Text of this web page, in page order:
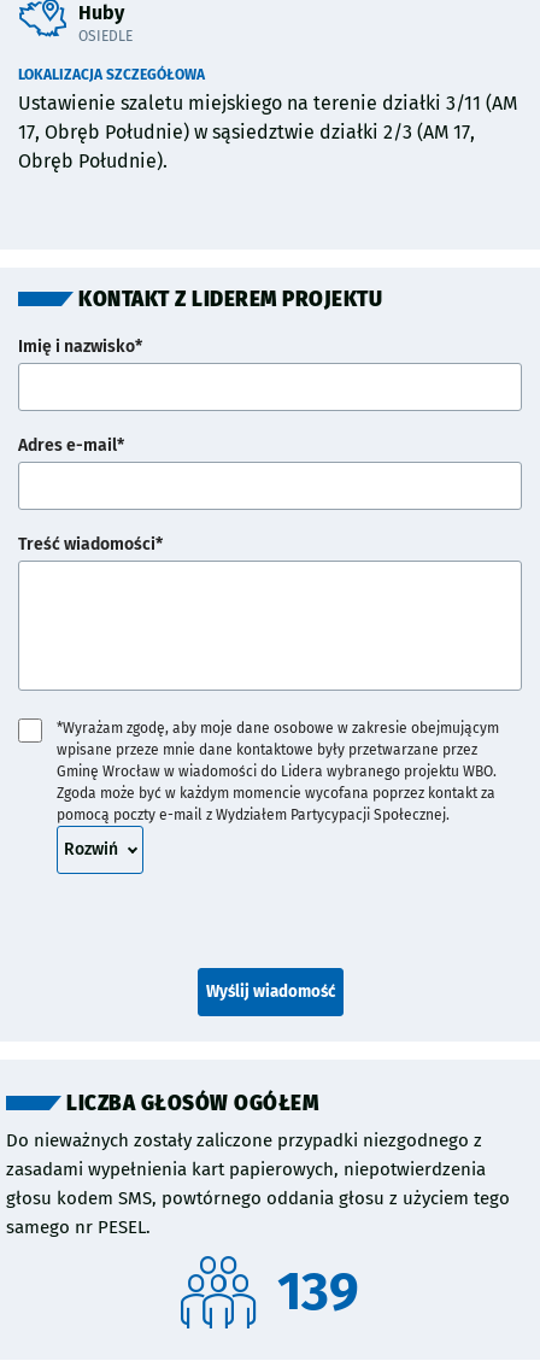
Huby
OSIEDLE
LOKALIZACJA SZCZEGÓŁOWA
Ustawienie szaletu miejskiego na terenie działki 3/11 (AM
17, Obręb Południe) w sąsiedztwie działki 2/3 (AM 17,
Obręb Południe).
KONTAKT Z LIDEREM PROJEKTU
Imię i nazwisko*
Adres e-mail*
Treść wiadomości*
*Wyrażam zgodę, aby moje dane osobowe w zakresie obejmującym
wpisane przeze mnie dane kontaktowe były przetwarzane przez
Gminę Wrocław w wiadomości do Lidera wybranego projektu WBO.
Zgoda może być w każdym momencie wycofana poprzez kontakt za
pomocą poczty e-mail z Wydziałem Partycypacji Społecznej.
Rozwińtreść zgody
Wyślij wiadomość
LICZBA GŁOSÓW OGÓŁEM
Do nieważnych zostały zaliczone przypadki niezgodnego z
zasadami wypełnienia kart papierowych, niepotwierdzenia
głosu kodem SMS, powtórnego oddania głosu z użyciem tego
samego nr PESEL.
139